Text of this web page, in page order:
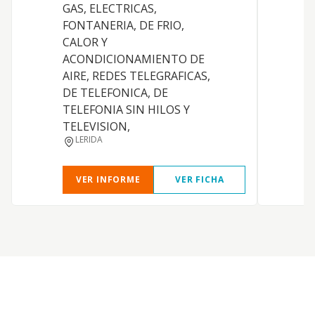
GAS, ELECTRICAS,
FONTANERIA, DE FRIO,
CALOR Y
ACONDICIONAMIENTO DE
AIRE, REDES TELEGRAFICAS,
DE TELEFONICA, DE
TELEFONIA SIN HILOS Y
TELEVISION,
LERIDA
VER INFORME VER FICHA